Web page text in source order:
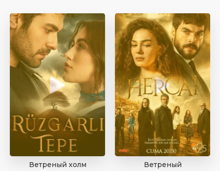
Ветреный холм Ветреный